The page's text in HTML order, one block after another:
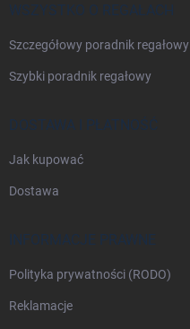
WSZYSTKO O REGAŁACH
Szczegółowy poradnik regałowy
Szybki poradnik regałowy
DOSTAWA I PŁATNOŚĆ
Jak kupować
Dostawa
INFORMACJE PRAWNE
Polityka prywatności (RODO)
Reklamacje